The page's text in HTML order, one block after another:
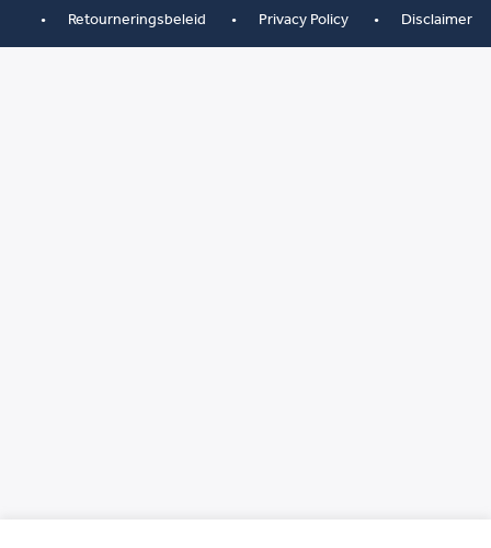
Retourneringsbeleid Privacy Policy Disclaimer